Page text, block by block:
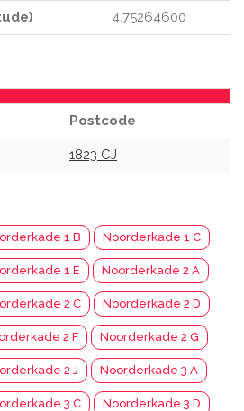
4.75264600
Postcode
1823 CJ
1 B Noorderkade 1 C
1 E Noorderkade 2 A
2 C Noorderkade 2 D
2 F Noorderkade 2 G
2 J Noorderkade 3 A
3 C Noorderkade 3 D